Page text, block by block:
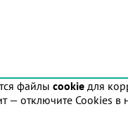
файлы cookie для
— отключите Cookies в